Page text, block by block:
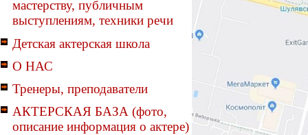
мастерству, публичным
выступлениям, техники речи
Детская актерская школа
О НАС
Тренеры, преподаватели
АКТЕРСКАЯ БАЗА (фото,
описание информация о актере)